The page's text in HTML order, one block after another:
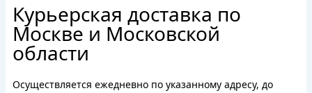
Курьерская доставка по
Москве и Московской
области
Осуществляется ежедневно по указанному адресу, до